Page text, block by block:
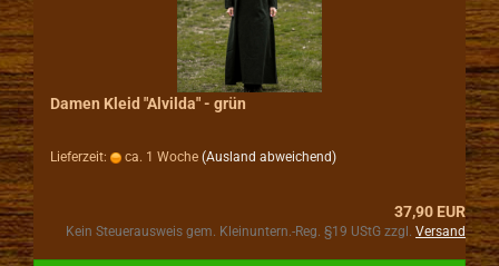
Damen Kleid "Alvilda" - grün
Lieferzeit: ca. 1 Woche (Ausland abweichend)
37,90 EUR
Kein Steuerausweis gem. Kleinuntern.-Reg. §19 UStG zzgl. Versand